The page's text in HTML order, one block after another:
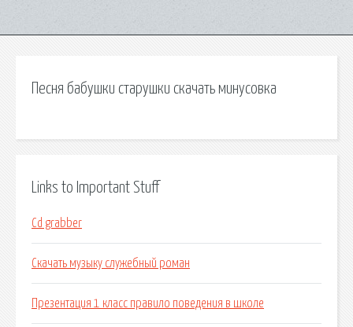
Песня бабушки старушки скачать минусовка
Links to Important Stuff
Cd grabber
Скачать музыку служебный роман
Презентация 1 класс правило поведения в школе